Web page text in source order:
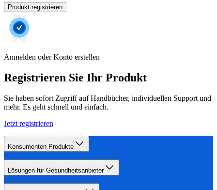
Produkt registrieren
Anmelden oder Konto erstellen
Registrieren Sie Ihr Produkt
Sie haben sofort Zugriff auf Handbücher, individuellen Support und
mehr. Es geht schnell und einfach.
Jetzt registrieren
Konsumenten Produkte
Lösungen für Gesundheitsanbieter